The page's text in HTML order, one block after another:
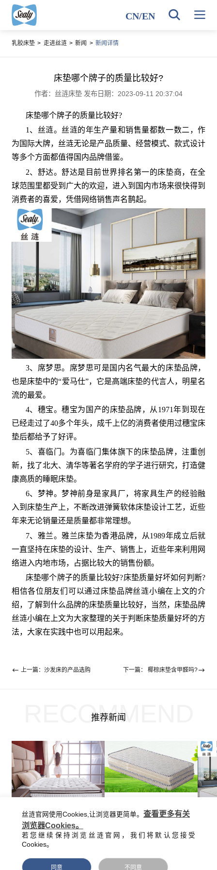
CN/EN
乳胶床垫 > 走进丝涟 > 新闻 > 新闻详情
床垫哪个牌子的质量比较好?
作者：丝涟床垫 发布日期：2023-09-11 20:37:04
床垫哪个牌子的质量比较好?
1、 丝涟。丝涟的年生产量和销售量都数一数二，作
为国际大牌，丝涟无论是产品质量、经营模式、款式设计
等多个方面都值得国内品牌借鉴。
2、舒达。舒达是目前世界排名第一的床垫商，在全
球范围里都受到广大的欢迎，进入到国内市场来很快得到
消费者的喜爱，凭借网络销售声名鹊起。
3、席梦思。席梦思可是国内名气最大的床垫品牌，
也是床垫中的“爱马仕”，它是高端床垫的代言人，明星名
流的最爱。
4、穗宝。穗宝为国产的床垫品牌，从1971年到现在
已经走过了40多个年头，成千上亿的消费者使用过穗宝床
垫后都给予了好评。
5、喜临门。为喜临门集体旗下的床垫品牌，注重创
新，找了北大、清华等著名学府的学子进行研究，打造健
康高质的睡眠床垫。
6、梦神。梦神前身是家具厂，将家具生产的经验融
入到床垫生产上，不断改进弹簧软体床垫设计工艺，近些
年来无论销量还是质量都非常理想。
7、雅兰。雅兰床垫为香港品牌，从1989年成立后就
一直坚持在床垫的设计、生产、销售上，近些年来利用网
络进入内地市场，占据比较大的销售份额。
床垫哪个牌子的质量比较好?床垫质量好坏如何判断?
相信各位朋友们可以通过床垫品牌丝涟小编在上文的介
绍，了解到什么品牌的床垫质量比较好，当然，床垫品牌
丝涟小编在上文为大家整理的关于判断床垫质量好坏的方
法，大家在实践中也可以用起来。
上一篇：沙发床的产品选购 下一篇： 椰棕床垫含甲醛吗?
推荐新闻
RECOMMEND
选购床垫时应注意以下事项
优质床垫面料衔接处松紧一致，没有明显褶皱，没有浮线、跳线;缝边、四角圆弧匀称，没有露毛边现象，牙线平直。用手重压床垫时，内部无摩擦声，且手感挺括、舒适。劣质床垫面料往往绗缝松紧不一致，粗返有浮线、跳线，缝边、四角圆弧欠匀称，牙线不平直。
丝涟官网使用Cookies,让浏览器更简单。 查看更多有关
浏览器Cookies。
若您继续保持浏览丝涟官网，我们将默认您接受
Cookies。
同意 不同意